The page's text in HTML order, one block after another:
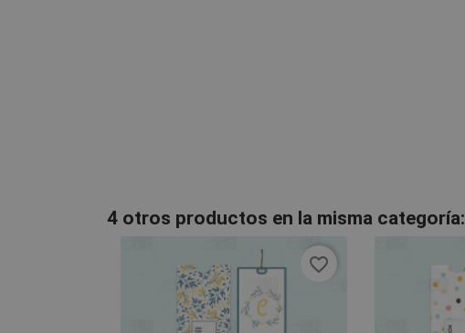
4 otros productos en la misma categoría:
favorite_border